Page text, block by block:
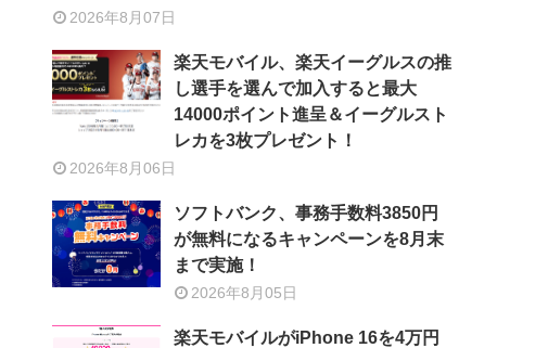
2026年8月07日
楽天モバイル、楽天イーグルスの推
し選手を選んで加入すると最大
14000ポイント進呈＆イーグルスト
レカを3枚プレゼント！
2026年8月06日
ソフトバンク、事務手数料3850円
が無料になるキャンペーンを8月末
まで実施！
2026年8月05日
楽天モバイルがiPhone 16を4万円